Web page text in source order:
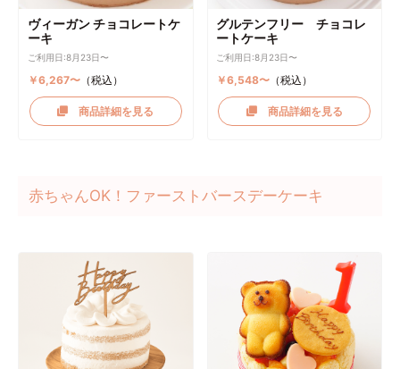
ヴィーガン チョコレートケ
ーキ
ご利用日:8月23日〜
￥6,267〜（税込）
商品詳細を見る
グルテンフリー チョコレ
ートケーキ
ご利用日:8月23日〜
￥6,548〜 （税込）
商品詳細を見る
赤ちゃんOK！ファーストバースデーケーキ